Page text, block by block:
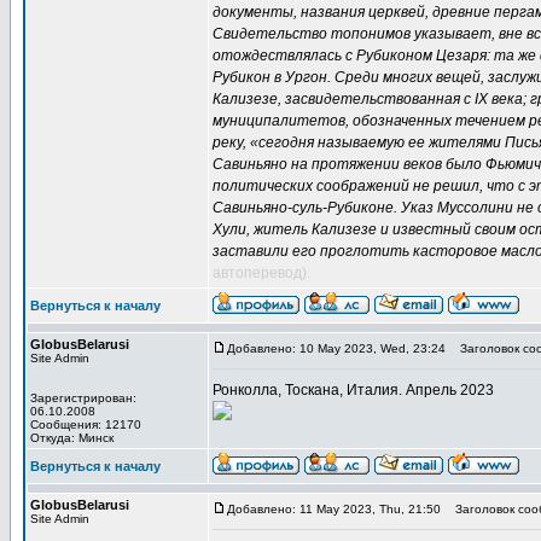
документы, названия церквей, древние
Свидетельство топонимов указывает, вне
отождествлялась с Рубиконом Цезаря: та
Рубикон в Ургон. Среди многих вещей,
Кализезе, засвидетельствованная с IX века;
муниципалитетов, обозначенных течением
реку, «сегодня называемую ее жителями
Савиньяно на протяжении веков было
политических соображений не решил, что с
Савиньяно-суль-Рубиконе. Указ Муссолини
Хули, житель Кализезе и известный своим
заставили его проглотить касторовое
автоперевод).
Вернуться к началу
GlobusBelarusi
Site Admin
Зарегистрирован:
06.10.2008
Сообщения: 12170
Откуда: Минск
Добавлено: 10 May 2023, Wed, 23:24 Заголовок
Ронколла, Тоскана, Италия. Апрель 2023
Вернуться к началу
GlobusBelarusi
Site Admin
Добавлено: 11 May 2023, Thu, 21:50 Заголовок